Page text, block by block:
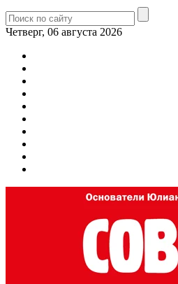
Четверг, 06 августа 2026